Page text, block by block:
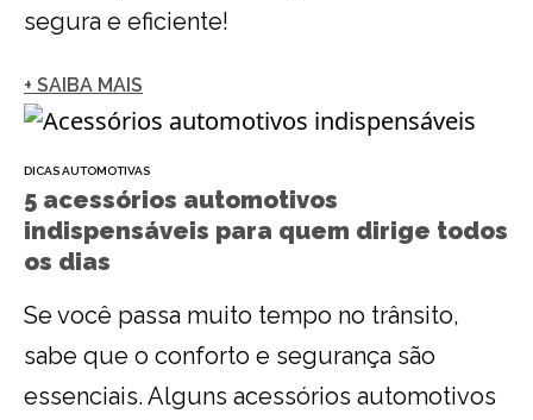
segura e eficiente!
+ SAIBA MAIS
DICAS AUTOMOTIVAS
5 acessórios automotivos
indispensáveis para quem dirige todos
os dias
Se você passa muito tempo no trânsito,
sabe que o conforto e segurança são
essenciais. Alguns acessórios automotivos